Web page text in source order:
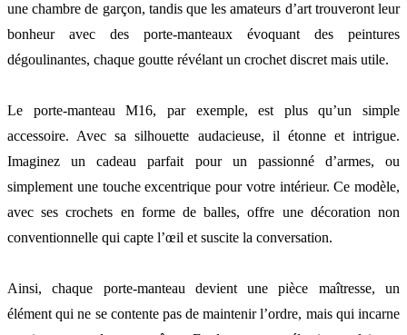
une chambre de garçon, tandis que les amateurs d’art trouveront leur
bonheur avec des porte-manteaux évoquant des peintures
dégoulinantes, chaque goutte révélant un crochet discret mais utile.
Le porte-manteau M16, par exemple, est plus qu’un simple
accessoire. Avec sa silhouette audacieuse, il étonne et intrigue.
Imaginez un cadeau parfait pour un passionné d’armes, ou
simplement une touche excentrique pour votre intérieur. Ce modèle,
avec ses crochets en forme de balles, offre une décoration non
conventionnelle qui capte l’œil et suscite la conversation.
Ainsi, chaque porte-manteau devient une pièce maîtresse, un
élément qui ne se contente pas de maintenir l’ordre, mais qui incarne